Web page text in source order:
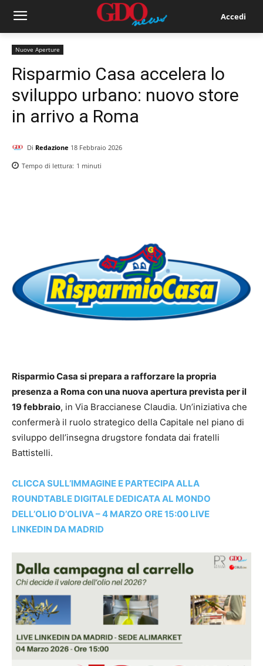
Accedi
Nuove Aperture
Risparmio Casa accelera lo
sviluppo urbano: nuovo store
in arrivo a Roma
Di Redazione 18 Febbraio 2026
Tempo di lettura: 1 minuti
Risparmio Casa si prepara a rafforzare la propria
presenza a Roma con una nuova apertura prevista per il
19 febbraio, in Via Braccianese Claudia. Un’iniziativa che
confermerà il ruolo strategico della Capitale nel piano di
sviluppo dell’insegna drugstore fondata dai fratelli
Battistelli.
CLICCA SULL’IMMAGINE E PARTECIPA ALLA
ROUNDTABLE DIGITALE DEDICATA AL MONDO
DELL’OLIO D’OLIVA – 4 MARZO ORE 15:00 LIVE
LINKEDIN DA MADRID